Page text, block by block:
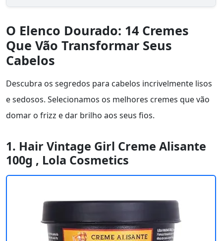
O Elenco Dourado: 14 Cremes
Que Vão Transformar Seus
Cabelos
Descubra os segredos para cabelos incrivelmente lisos
e sedosos. Selecionamos os melhores cremes que vão
domar o frizz e dar brilho aos seus fios.
1. Hair Vintage Girl Creme Alisante
100g , Lola Cosmetics